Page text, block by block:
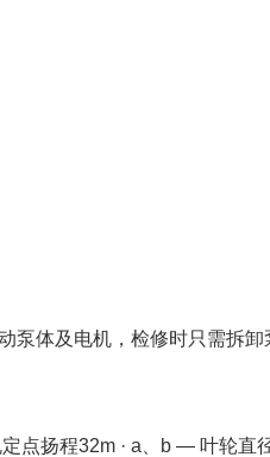
泵体及电机，检修时只需拆
点扬程32m · a、b — 叶轮直